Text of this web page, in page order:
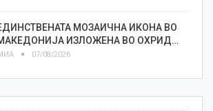
МОЗАИЧНА ИКОНА ВО
ИЗЛОЖЕНА ВО ОХРИД…
07/08/2026